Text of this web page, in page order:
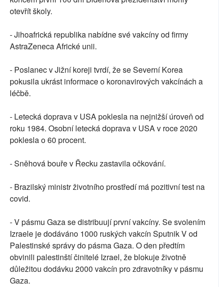
otevřít školy.
- Jihoafrická republika nabídne své vakcíny od firmy
AstraZeneca Africké unii.
- Poslanec v Jižní koreji tvrdí, že se Severní Korea
pokusila ukrást informace o koronavirových vakcínách a
léčbě.
- Letecká doprava v USA poklesla na nejnižší úroveň od
roku 1984. Osobní letecká doprava v USA v roce 2020
poklesla o 60 procent.
- Sněhová bouře v Řecku zastavila očkování.
- Brazilský ministr životního prostředí má pozitivní test na
covid.
- V pásmu Gaza se distribuují první vakcíny. Se svolením
Izraele je dodáváno 1000 ruských vakcín Sputnik V od
Palestinské správy do pásma Gaza. O den předtím
obvinili palestinští činitelé Izrael, že blokuje životně
důležitou dodávku 2000 vakcín pro zdravotníky v pásmu
Gaza.